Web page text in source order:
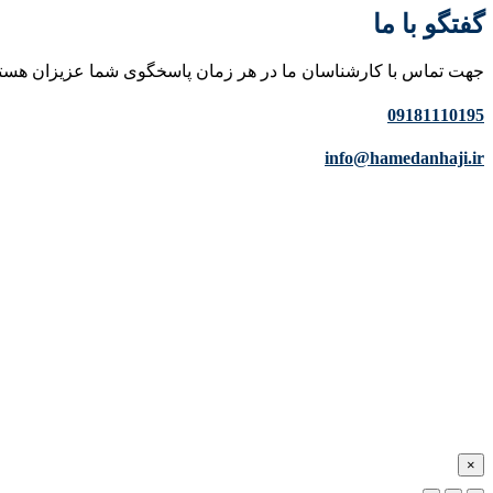
گفتگو با ما
جهت تماس با کارشناسان ما در هر زمان پاسخگوی شما عزیزان
09181110195
info@hamedanhaji.ir
×